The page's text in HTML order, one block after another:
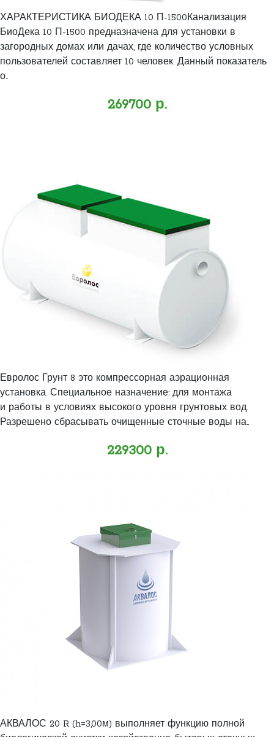
ХАРАКТЕРИСТИКА БИОДЕКА 10 П-1500Канализация
БиоДека 10 П-1500 предназначена для установки в
загородных домах или дачах, где количество условных
пользователей составляет 10 человек. Данный показатель
о..
269700 р.
Евролос Грунт 8 это компрессорная аэрационная
установка. Специальное назначение: для монтажа
и работы в условиях высокого уровня грунтовых вод.
Разрешено сбрасывать очищенные сточные воды на..
229300 р.
АКВАЛОС 20 R (h=3,00м) выполняет функцию полной